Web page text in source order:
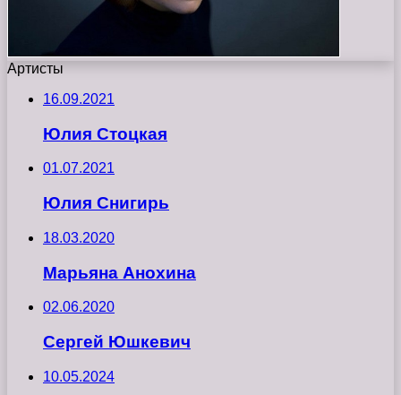
Артисты
16.09.2021
Юлия Стоцкая
01.07.2021
Юлия Снигирь
18.03.2020
Марьяна Анохина
02.06.2020
Сергей Юшкевич
10.05.2024